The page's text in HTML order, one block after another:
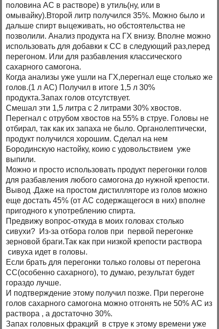
половина АС в растворе) в утиль(ну, или в
омывайку).Второй литр получился 35%. Можно было и
дальше спирт выцеживать, но обстоятельства не
позволили. Анализ продукта на ГХ внизу. Вполне можно
использовать для добавки к СС в следующий раз,перед
перегоном. Или для разбавления классического
сахарного самогона.
Когда анализы уже ушли на ГХ,перегнал еще столько же
голов.(1 л АС) Получил в итоге 1,5 л 30%
продукта.Запах голов отсутствует.
Смешал эти 1,5 литра с 2 литрами 30% хвостов.
Перегнал с отрубом хвостов на 55% в струе. Головы не
отбирал, так как их запаха не было. Органолептически,
продукт получился хорошим. Сделал на нем
Бородинскую настойку, коию с удовольствием уже
выпили.
Можно и просто использовать продукт перегонки голов
для разбавления любого самогона до нужной крепости.
Вывод .Даже на простом дистилляторе из голов можно
еще достать 45% (от АС содержащегося в них) вполне
пригодного к употреблению спирта.
Предвижу вопрос-откуда в моих головах столько
сивухи? Из-за отбора голов при первой перегонке
зерновой браги.Так как при низкой крепости раствора
сивуха идет в головы.
Если брать для перегонки только головы от перегона
СС(особенно сахарного), то думаю, результат будет
гораздо лучше.
И подтверждение этому получил позже. При перегоне
голов сахарного самогона можно отгонять не 50% АС из
раствора , а достаточно 30%.
Запах головных фракций в струе к этому времени уже